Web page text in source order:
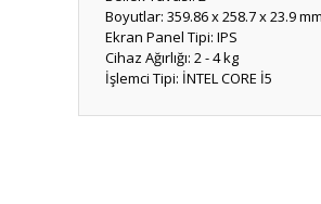
Boyutlar: 359.86 x 258.7 x 23.9 mm
Ekran Panel Tipi: IPS
Cihaz Ağırlığı: 2 - 4 kg
İşlemci Tipi: İNTEL CORE İ5